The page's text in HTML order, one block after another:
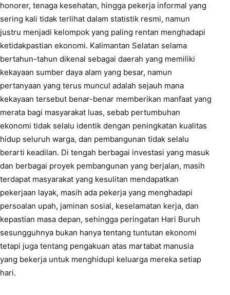
honorer, tenaga kesehatan, hingga pekerja informal yang
sering kali tidak terlihat dalam statistik resmi, namun
justru menjadi kelompok yang paling rentan menghadapi
ketidakpastian ekonomi. Kalimantan Selatan selama
bertahun-tahun dikenal sebagai daerah yang memiliki
kekayaan sumber daya alam yang besar, namun
pertanyaan yang terus muncul adalah sejauh mana
kekayaan tersebut benar-benar memberikan manfaat yang
merata bagi masyarakat luas, sebab pertumbuhan
ekonomi tidak selalu identik dengan peningkatan kualitas
hidup seluruh warga, dan pembangunan tidak selalu
berarti keadilan. Di tengah berbagai investasi yang masuk
dan berbagai proyek pembangunan yang berjalan, masih
terdapat masyarakat yang kesulitan mendapatkan
pekerjaan layak, masih ada pekerja yang menghadapi
persoalan upah, jaminan sosial, keselamatan kerja, dan
kepastian masa depan, sehingga peringatan Hari Buruh
sesungguhnya bukan hanya tentang tuntutan ekonomi
tetapi juga tentang pengakuan atas martabat manusia
yang bekerja untuk menghidupi keluarga mereka setiap
hari.